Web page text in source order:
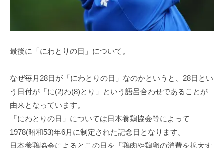
最後に「にわとりの日」について。
なぜ毎⽉28⽇が「にわとりの⽇」なのかというと、28⽇とい
う⽇付が「に(2)わ(8)とり」という語呂合わせであることが
由来となっています。
「にわとりの⽇」については⽇本養鶏協会等によって
1978(昭和53)年6⽉に制定された記念⽇となります。
⽇本養鶏協会によるとこの⽇を「鶏⾁や鶏卵の消費を拡⼤す